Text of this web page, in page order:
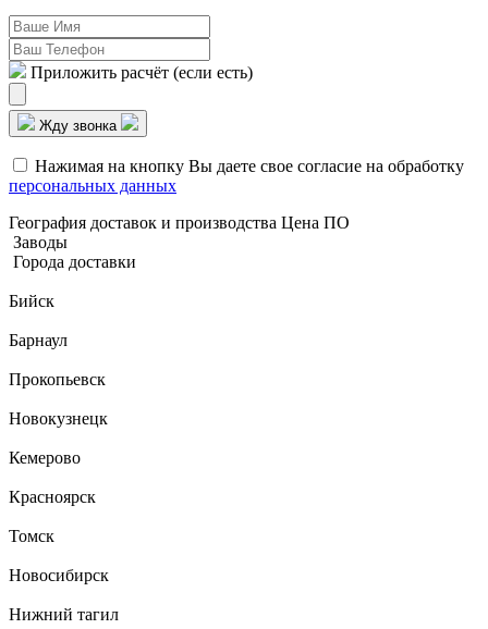
Приложить расчёт (если есть)
Жду звонка
Нажимая на кнопку Вы даете свое согласие на обработку
персональных данных
География доставок и производства Цена ПО
Заводы
Города доставки
Бийск
Барнаул
Прокопьевск
Новокузнецк
Кемерово
Красноярск
Томск
Новосибирск
Нижний тагил